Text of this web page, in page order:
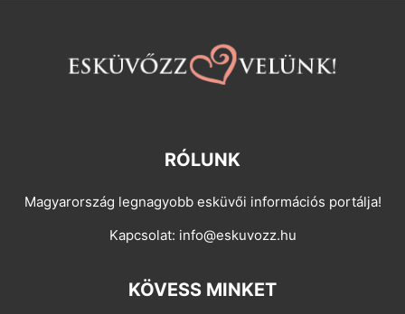
RÓLUNK
Magyarország legnagyobb esküvői információs portálja!
Kapcsolat: info@eskuvozz.hu
KÖVESS MINKET